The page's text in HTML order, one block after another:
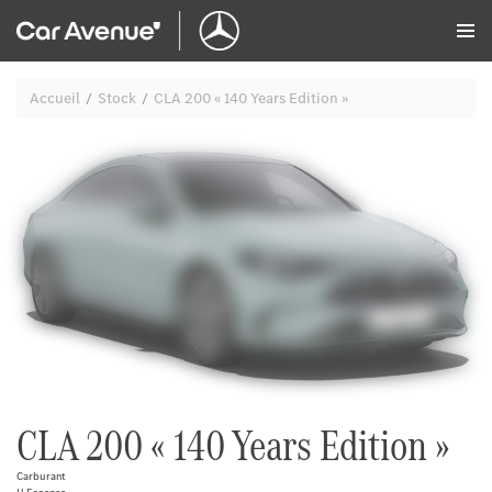
Accueil Stock CLA 200 « 140 Years Edition »
CLA 200 « 140 Years Edition »
Carburant